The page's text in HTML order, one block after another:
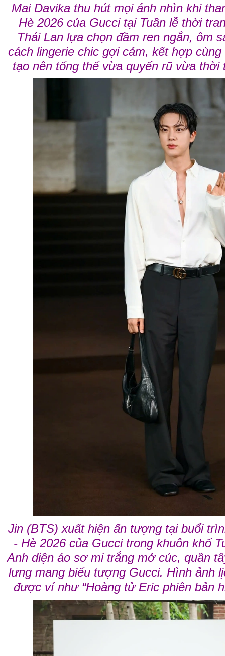
Mai Davika thu hút mọi ánh nhìn khi
Hè 2026 của Gucci tại Tuần lễ thời
Thái Lan lựa chọn đầm ren ngắn, ôm
cách lingerie chic gợi cảm, kết hợp
tạo nên tổng thể vừa quyến rũ vừa
Jin (BTS) xuất hiện ấn tượng tại buổi
- Hè 2026 của Gucci trong khuôn khổ
Anh diện áo sơ mi trắng mở cúc, quần
lưng mang biểu tượng Gucci. Hình ảnh
được ví như “Hoàng tử Eric phiên bản